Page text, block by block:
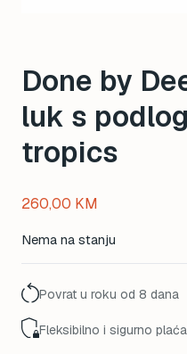
Done by
luk s
tropics
260,00 KM
Nema na stanju
Povrat u roku od 8 dana
Fleksibilno i sigurno